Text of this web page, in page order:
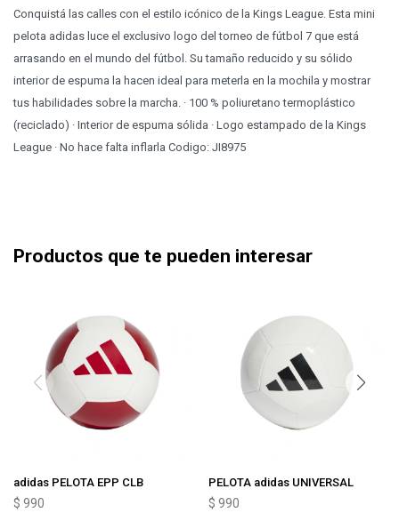
Conquistá las calles con el estilo icónico de la Kings League. Esta mini
pelota adidas luce el exclusivo logo del torneo de fútbol 7 que está
arrasando en el mundo del fútbol. Su tamaño reducido y su sólido
interior de espuma la hacen ideal para meterla en la mochila y mostrar
tus habilidades sobre la marcha. · 100 % poliuretano termoplástico
(reciclado) · Interior de espuma sólida · Logo estampado de la Kings
League · No hace falta inflarla Codigo: JI8975
Productos que te pueden interesar
adidas PELOTA EPP CLB
$ 990
PELOTA adidas UNIVERSAL
$ 990